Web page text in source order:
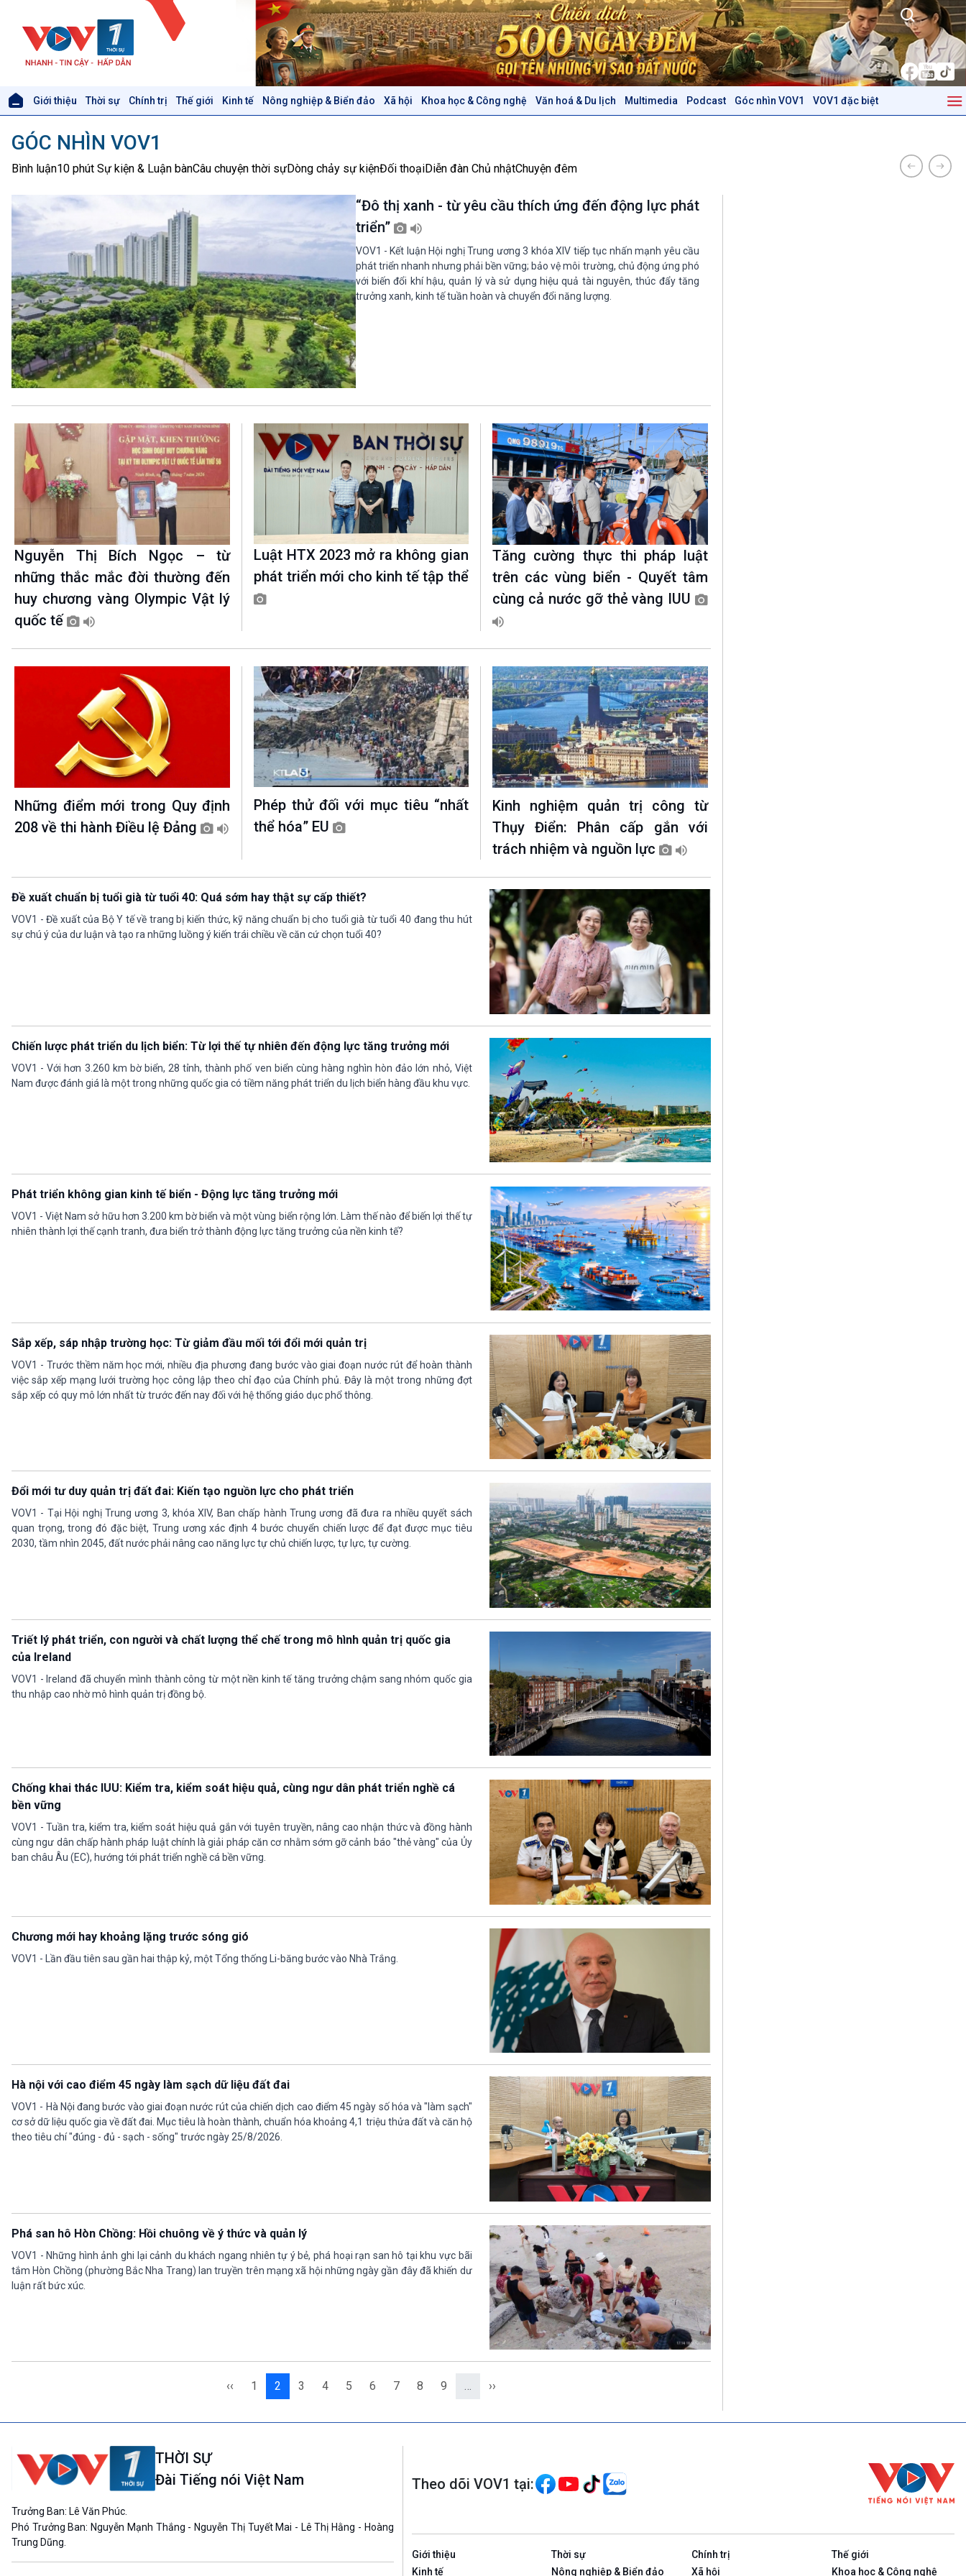
Giới thiệu Thời sự Chính trị Thế giới Kinh tế Nông nghiệp & Biển đảo Xã hội Khoa học & Công nghệ Văn hoá & Du lịch Multimedia Podcast Góc nhìn VOV1 VOV1 đặc biệt
Thời sự 18h
Thời sự 21h30
Bản tin
Chuyên mục
Theo dòng Thời sự
Chính phủ với người dân
Quốc hội với cử tri
Xây dựng đảng
Đảng trong cuộc sống
Nhận diện sự thật
Pháp luật và đời sống
Hồ sơ sự kiện quốc tế
Biên cương - Một dải vững
Sức sống hàng Việt
Khởi nghiệp
thương mại
Xã hội
Tin Đời sống & Xã hội
360 độ Sức khỏe
Chuyển đổi Xanh
Tài nguyên và Môi trường
Chuyên gia của bạn
Khoa học & Công nghệ
Tin Khoa học & Công nghệ
Kết nối công nghệ
Sống chung với biến đổi
khí hậu
Văn hoá & Du lịch
Tin Văn hoá & Du lịch
Chát với người nổi tiếng
Câu chuyện Thể thao
Multimedia
Podcast
VOV1 đặc biệt
Thanh âm ký sự
Chân dung cuộc sống
Các chương trình đặc biệt
GÓC NHÌN VOV1
Bình luận10 phút Sự kiện & Luận bànCâu chuyện thời sựDòng chảy sự kiệnĐối thoạiDiễn đàn Chủ nhậtChuyện đêm
“Đô thị xanh - từ yêu cầu thích ứng đến động lực phát
triển”
VOV1 - Kết luận Hội nghị Trung ương 3 khóa XIV tiếp tục nhấn mạnh yêu cầu
phát triển nhanh nhưng phải bền vững; bảo vệ môi trường, chủ động ứng phó
với biến đổi khí hậu, quản lý và sử dụng hiệu quả tài nguyên, thúc đẩy tăng
trưởng xanh, kinh tế tuần hoàn và chuyển đổi năng lượng.
Nguyễn Thị Bích Ngọc – từ
những thắc mắc đời thường đến
huy chương vàng Olympic Vật lý
quốc tế
Luật HTX 2023 mở ra không gian
phát triển mới cho kinh tế tập thể
Tăng cường thực thi pháp luật
trên các vùng biển - Quyết tâm
cùng cả nước gỡ thẻ vàng IUU
Những điểm mới trong Quy định
208 về thi hành Điều lệ Đảng
Phép thử đối với mục tiêu “nhất
thể hóa” EU
Kinh nghiệm quản trị công từ
Thụy Điển: Phân cấp gắn với
trách nhiệm và nguồn lực
Đề xuất chuẩn bị tuổi già từ tuổi 40: Quá sớm hay thật sự cấp thiết?
VOV1 - Đề xuất của Bộ Y tế về trang bị kiến thức, kỹ năng chuẩn bị cho tuổi già từ tuổi 40 đang thu hút
sự chú ý của dư luận và tạo ra những luồng ý kiến trái chiều về căn cứ chọn tuổi 40?
Chiến lược phát triển du lịch biển: Từ lợi thế tự nhiên đến động lực tăng trưởng mới
VOV1 - Với hơn 3.260 km bờ biển, 28 tỉnh, thành phố ven biển cùng hàng nghìn hòn đảo lớn nhỏ, Việt
Nam được đánh giá là một trong những quốc gia có tiềm năng phát triển du lịch biển hàng đầu khu vực.
Phát triển không gian kinh tế biển - Động lực tăng trưởng mới
VOV1 - Việt Nam sở hữu hơn 3.200 km bờ biển và một vùng biển rộng lớn. Làm thế nào để biến lợi thế tự
nhiên thành lợi thế cạnh tranh, đưa biển trở thành động lực tăng trưởng của nền kinh tế?
Sắp xếp, sáp nhập trường học: Từ giảm đầu mối tới đổi mới quản trị
VOV1 - Trước thềm năm học mới, nhiều địa phương đang bước vào giai đoạn nước rút để hoàn thành
việc sắp xếp mạng lưới trường học công lập theo chỉ đạo của Chính phủ. Đây là một trong những đợt
sắp xếp có quy mô lớn nhất từ trước đến nay đối với hệ thống giáo dục phổ thông.
Đổi mới tư duy quản trị đất đai: Kiến tạo nguồn lực cho phát triển
VOV1 - Tại Hội nghị Trung ương 3, khóa XIV, Ban chấp hành Trung ương đã đưa ra nhiều quyết sách
quan trọng, trong đó đặc biệt, Trung ương xác định 4 bước chuyển chiến lược để đạt được mục tiêu
2030, tầm nhìn 2045, đất nước phải nâng cao năng lực tự chủ chiến lược, tự lực, tự cường.
Triết lý phát triển, con người và chất lượng thể chế trong mô hình quản trị quốc gia
của Ireland
VOV1 - Ireland đã chuyển mình thành công từ một nền kinh tế tăng trưởng chậm sang nhóm quốc gia
thu nhập cao nhờ mô hình quản trị đồng bộ.
Chống khai thác IUU: Kiểm tra, kiểm soát hiệu quả, cùng ngư dân phát triển nghề cá
bền vững
VOV1 - Tuần tra, kiểm tra, kiểm soát hiệu quả gắn với tuyên truyền, nâng cao nhận thức và đồng hành
cùng ngư dân chấp hành pháp luật chính là giải pháp căn cơ nhằm sớm gỡ cảnh báo "thẻ vàng" của Ủy
ban châu Âu (EC), hướng tới phát triển nghề cá bền vững.
Chương mới hay khoảng lặng trước sóng gió
VOV1 - Lần đầu tiên sau gần hai thập kỷ, một Tổng thống Li-băng bước vào Nhà Trắng.
Hà nội với cao điểm 45 ngày làm sạch dữ liệu đất đai
VOV1 - Hà Nội đang bước vào giai đoạn nước rút của chiến dịch cao điểm 45 ngày số hóa và "làm sạch"
cơ sở dữ liệu quốc gia về đất đai. Mục tiêu là hoàn thành, chuẩn hóa khoảng 4,1 triệu thửa đất và căn hộ
theo tiêu chí "đúng - đủ - sạch - sống" trước ngày 25/8/2026.
Phá san hô Hòn Chồng: Hồi chuông về ý thức và quản lý
VOV1 - Những hình ảnh ghi lại cảnh du khách ngang nhiên tự ý bẻ, phá hoại rạn san hô tại khu vực bãi
tắm Hòn Chồng (phường Bắc Nha Trang) lan truyền trên mạng xã hội những ngày gần đây đã khiến dư
luận rất bức xúc.
‹‹ 1 2 3 4 5 6 7 8 9 … ››
THỜI SỰ
Đài Tiếng nói Việt Nam
Trưởng Ban: Lê Văn Phúc.
Phó Trưởng Ban: Nguyễn Mạnh Thắng - Nguyễn Thị Tuyết Mai - Lê Thị Hằng - Hoàng
Trung Dũng.
Theo dõi VOV1 tại:
Giới thiệu Thời sự Chính trị
Thế giới
Kinh tế
Nông nghiệp & Biển đảo Xã hội Khoa học & Công nghệ